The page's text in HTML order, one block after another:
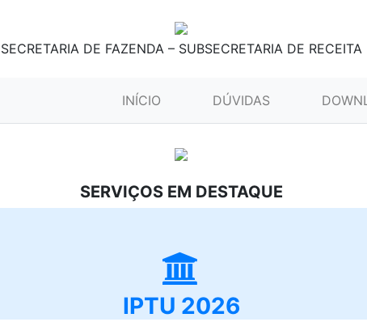
SECRETARIA DE FAZENDA – SUBSECRETARIA DE RECEITA
INÍCIO (CURRENT)DÚVIDAS
SERVIÇOS EM DESTAQUE
IPTU 2026